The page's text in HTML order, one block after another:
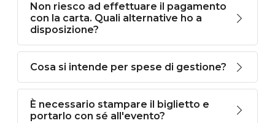
Non riesco ad effettuare il pagamento
con la carta. Quali alternative ho a
disposizione?
Cosa si intende per spese di gestione?
È necessario stampare il biglietto e
portarlo con sé all'evento?